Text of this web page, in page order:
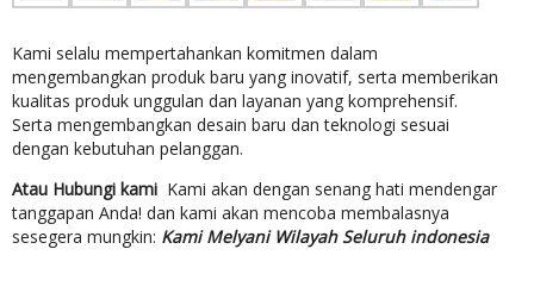
Kami selalu mempertahankan komitmen dalam
mengembangkan produk baru yang inovatif, serta memberikan
kualitas produk unggulan dan layanan yang komprehensif.
Serta mengembangkan desain baru dan teknologi sesuai
dengan kebutuhan pelanggan.
Atau Hubungi kami Kami akan dengan senang hati mendengar
tanggapan Anda! dan kami akan mencoba membalasnya
sesegera mungkin: Kami Melyani Wilayah Seluruh indonesia